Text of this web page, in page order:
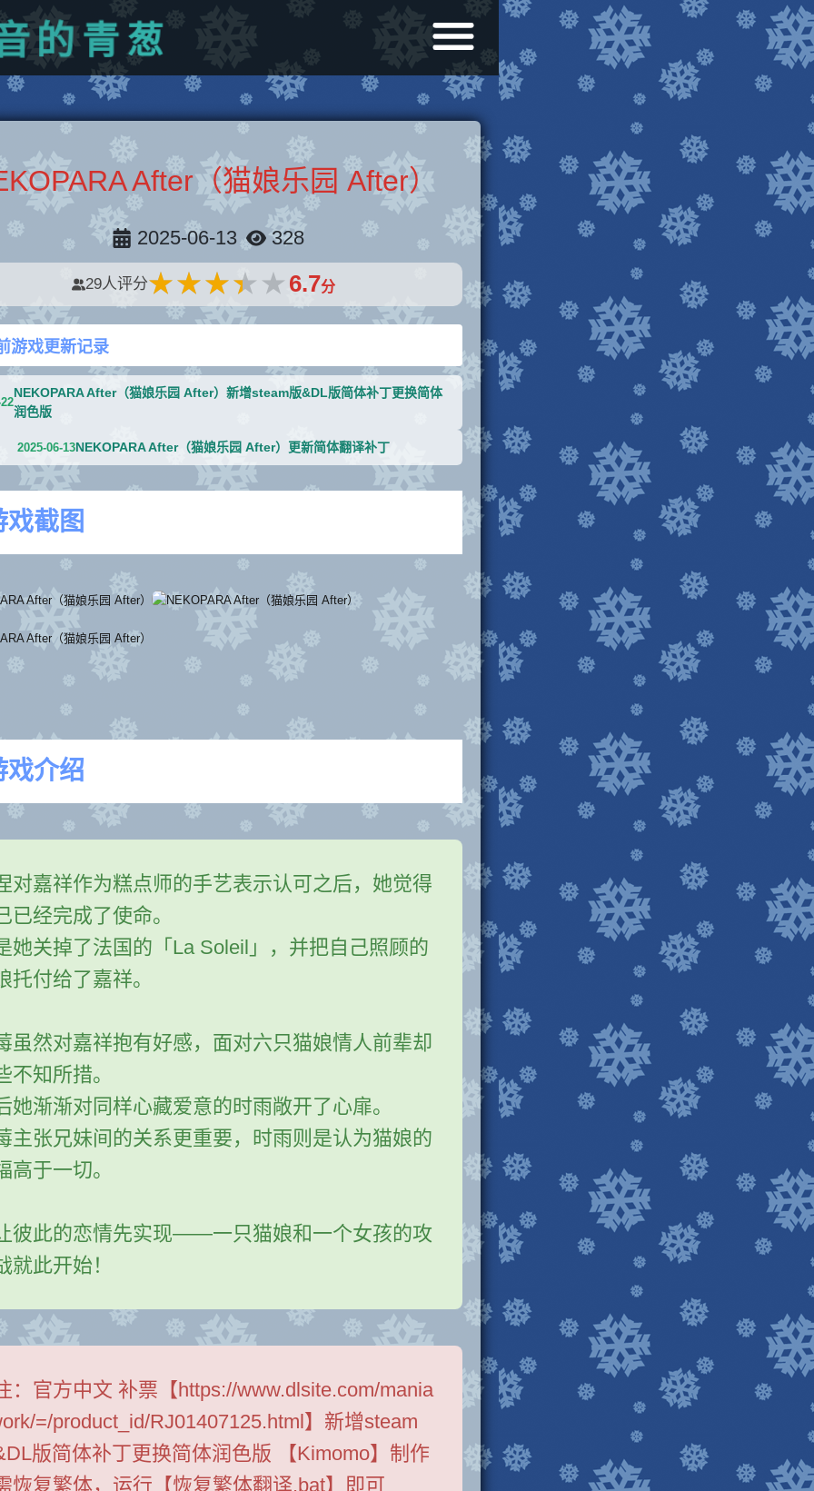
的青葱
After（猫娘乐园 After）
2025-06-13 328
29人评分★★★★★
★★★★★ 6.7分
游戏更新记录
NEKOPARA After（猫娘乐园 After）新增steam版&DL版简体补丁更换简体
润色版
2025-06-13NEKOPARA After（猫娘乐园 After）更新简体翻译补丁
戏截图
戏介绍
对嘉祥作为糕点师的手艺表示认可之后，她觉得
已经完成了使命。
她关掉了法国的「La Soleil」，并把自己照顾的
托付给了嘉祥。
虽然对嘉祥抱有好感，面对六只猫娘情人前辈却
不知所措。
她渐渐对同样心藏爱意的时雨敞开了心扉。
主张兄妹间的关系更重要，时雨则是认为猫娘的
高于一切。
彼此的恋情先实现——一只猫娘和一个女孩的攻
就此开始！
： 官方中文 补票【https://www.dlsite.com/mania
=/product_id/RJ01407125.html】新增steam
版简体补丁更换简体润色版 【Kimomo】制作
恢复繁体，运行【恢复繁体翻译.bat】即可